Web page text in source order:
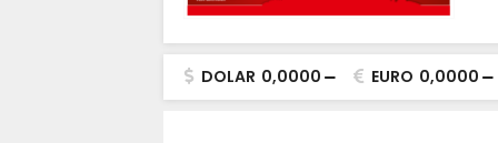
DOLAR 0,0000 EURO 0,0000